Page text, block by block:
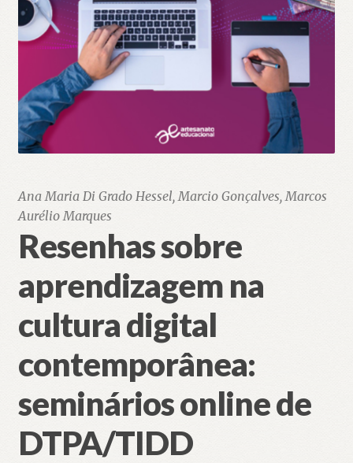
Ana Maria Di Grado Hessel, Marcio Gonçalves, Marcos
Aurélio Marques
Resenhas sobre
aprendizagem na
cultura digital
contemporânea:
seminários online de
DTPA/TIDD